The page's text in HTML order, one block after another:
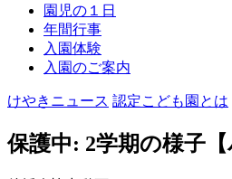
園児の１日
年間行事
入園体験
入園のご案内
けやきニュース 認定こども園とは
保護中: 2学期の様子